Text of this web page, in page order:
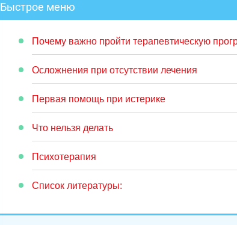
Быстрое меню
Почему важно пройти терапевтическую
Осложнения при отсутствии лечения
Первая помощь при истерике
Что нельзя делать
Психотерапия
Список литературы: